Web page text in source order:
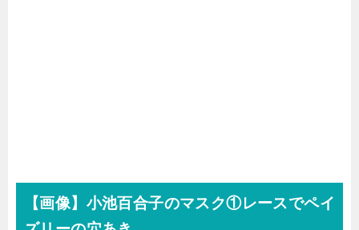
【画像】小池百合子のマスク①レースでペイ